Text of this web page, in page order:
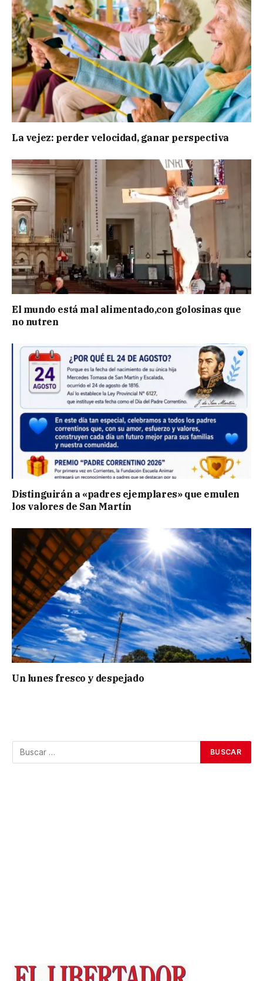
La vejez: perder velocidad, ganar perspectiva
El mundo está mal alimentado,con golosinas que
no nutren
Distinguirán a «padres ejemplares» que emulen
los valores de San Martín
Un lunes fresco y despejado